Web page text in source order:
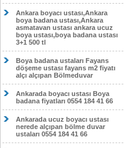
Ankara boyacı ustası,Ankara
boya badana ustası,Ankara
asmatavan ustası ankara ucuz
boya ustası,boya badana ustası
3+1 500 tl
Boya badana ustaları Fayans
döşeme ustası fayans m2 fiyatı
alçı alçıpan Bölmeduvar
Ankarada boyacı ustası Boya
badana fiyatları 0554 184 41 66
Ankarada ucuz boyacı ustası
nerede alçıpan bölme duvar
ustaları 0554 184 41 66